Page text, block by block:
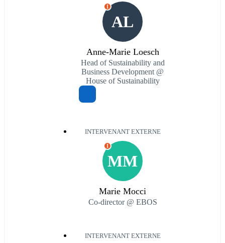
AL
I
Anne-Marie Loesch
Head of Sustainability and
Business Development @
House of Sustainability
INTERVENANT EXTERNE
MM
I
Marie Mocci
Co-director @ EBOS
INTERVENANT EXTERNE